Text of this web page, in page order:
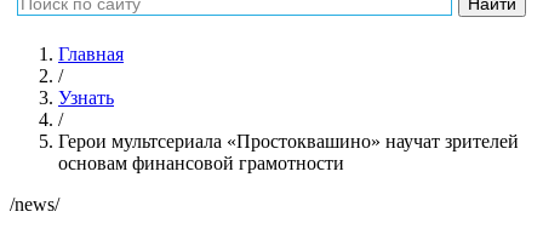
Главная
/
Узнать
/
Герои мультсериала «Простоквашино» научат зрителей
основам финансовой грамотности
/news/